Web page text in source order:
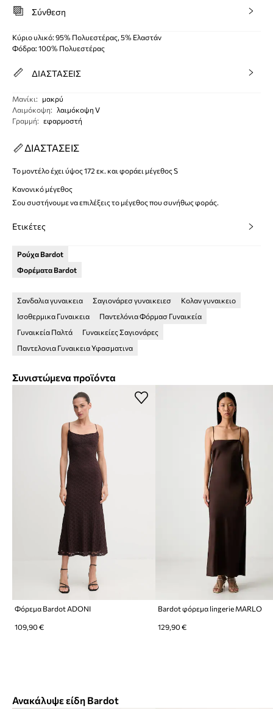
Σύνθεση
Κύριο υλικό: 95% Πολυεστέρας, 5% Ελαστάν
Φόδρα: 100% Πολυεστέρας
ΔΙΑΣΤΑΣΕΙΣ
Μανίκι:
μακρύ
Λαιμόκοψη: λαιμόκοψη V
Γραμμή: εφαρμοστή
ΔΙΑΣΤΑΣΕΙΣ
Το μοντέλο έχει ύψος 172 εκ. και φοράει μέγεθος S
Κανονικό μέγεθος
Σου συστήνουμε να επιλέξεις το μέγεθος που συνήθως φοράς.
Ετικέτες
Ρούχα Bardot
Φορέματα Bardot
Σανδαλια γυναικεια Σαγιονάρεσ γυναικειεσ
Κολαν γυναικειο
Ισοθερμικα Γυναικεια
Παντελόνια Φόρμασ Γυναικεία
Γυναικεία Παλτά
Γυναικείες Σαγιονάρες
Παντελονια Γυναικεια Υφασματινα
Συνιστώμενα προϊόντα
Φόρεμα Bardot ADONI
109,90 €
Bardot φόρεμα lingerie MARLO
129,90 €
Ανακάλυψε είδη Bardot